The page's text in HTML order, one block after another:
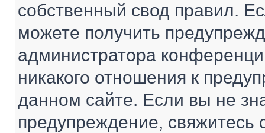
собственный свод правил.
можете получить
администратора
никакого отношения к
данном сайте. Если вы не
предупреждение,